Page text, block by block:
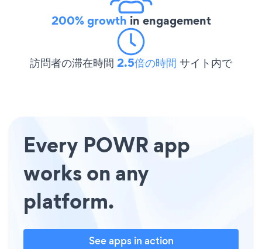
200% growth in engagement
訪問者の滞在時間 2.5倍の時間 サイト内で
Every POWR app
works on any
platform.
See apps in action